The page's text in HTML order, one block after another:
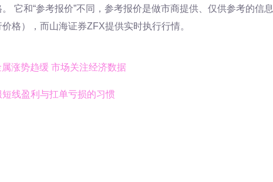
它和“参考报价”不同，参考报价是做市商提供、仅供参考的信息
格），而山海证券ZFX提供实时执行行情。
涨势趋缓 市场关注经济数据
线盈利与扛单亏损的习惯